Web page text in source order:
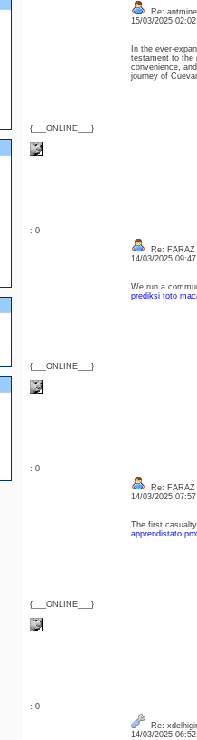
{___ONLINE___}
Re:
15/03/2025
In the ever-
testament to the
convenience,
journey of
: 0
{___ONLINE___}
Re: FARAZ
14/03/2025
We run a
prediksi toto
: 0
{___ONLINE___}
Re: FARAZ
14/03/2025
The first
apprendistato
: 0
Re:
14/03/2025